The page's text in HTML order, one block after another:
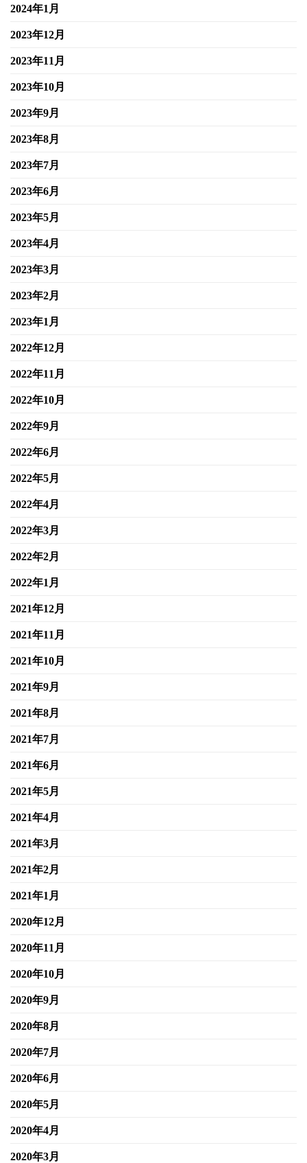
2024年1月
2023年12月
2023年11月
2023年10月
2023年9月
2023年8月
2023年7月
2023年6月
2023年5月
2023年4月
2023年3月
2023年2月
2023年1月
2022年12月
2022年11月
2022年10月
2022年9月
2022年6月
2022年5月
2022年4月
2022年3月
2022年2月
2022年1月
2021年12月
2021年11月
2021年10月
2021年9月
2021年8月
2021年7月
2021年6月
2021年5月
2021年4月
2021年3月
2021年2月
2021年1月
2020年12月
2020年11月
2020年10月
2020年9月
2020年8月
2020年7月
2020年6月
2020年5月
2020年4月
2020年3月